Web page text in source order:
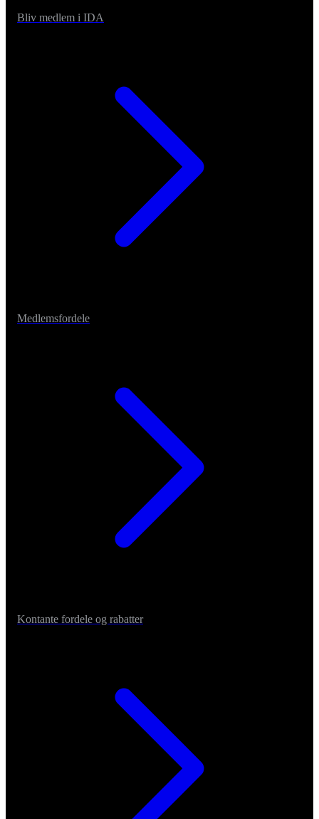
Bliv medlem i IDA
Medlemsfordele
Kontante fordele og rabatter